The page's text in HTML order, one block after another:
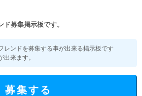
募集掲示板です。
レンドを募集する事が出来る掲示板です
来ます。
募集する